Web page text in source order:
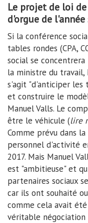
Le projet de loi
d'orgue de
Si la conférence
tables rondes (CPA,
social se
la ministre du travail,
s'agit "d'anticiper les
et construire le
Manuel Valls. Le
être le véhicule (lire
Comme prévu dans
personnel d'activité
2017. Mais Manuel
est "ambitieuse" et
partenaires sociaux
car ils ont souhaité
comme cela avait
véritable